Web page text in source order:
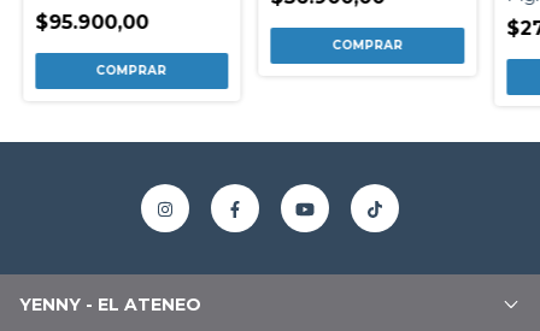
$95.900,00
YENNY - EL ATENEO